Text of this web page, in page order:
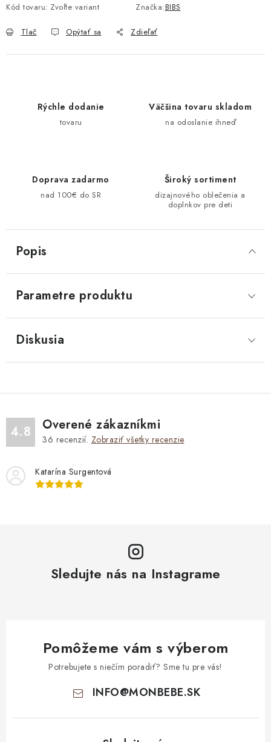
Kód tovaru: Zvoľte variant Značka:BIBS
Tlač Opýtať sa Zdieľať
Rýchle dodanie
tovaru
Väčšina tovaru skladom
na odoslanie ihneď
Doprava zadarmo
nad 100€ do SR
Široký sortiment
dizajnového oblečenia a
doplnkov pre deti
Popis
Parametre produktu
Diskusia
4.8 Overené zákazníkmi
36 recenzií. Zobraziť všetky recenzie
Katarína Surgentová
Sledujte nás na Instagrame
Pomôžeme vám s výberom
Potrebujete s niečím poradiť? Sme tu pre vás!
INFO@MONBEBE.SK